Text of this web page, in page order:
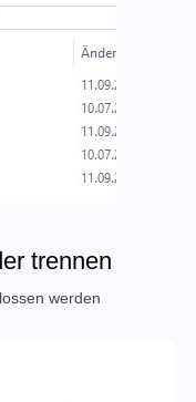
trennen
werden